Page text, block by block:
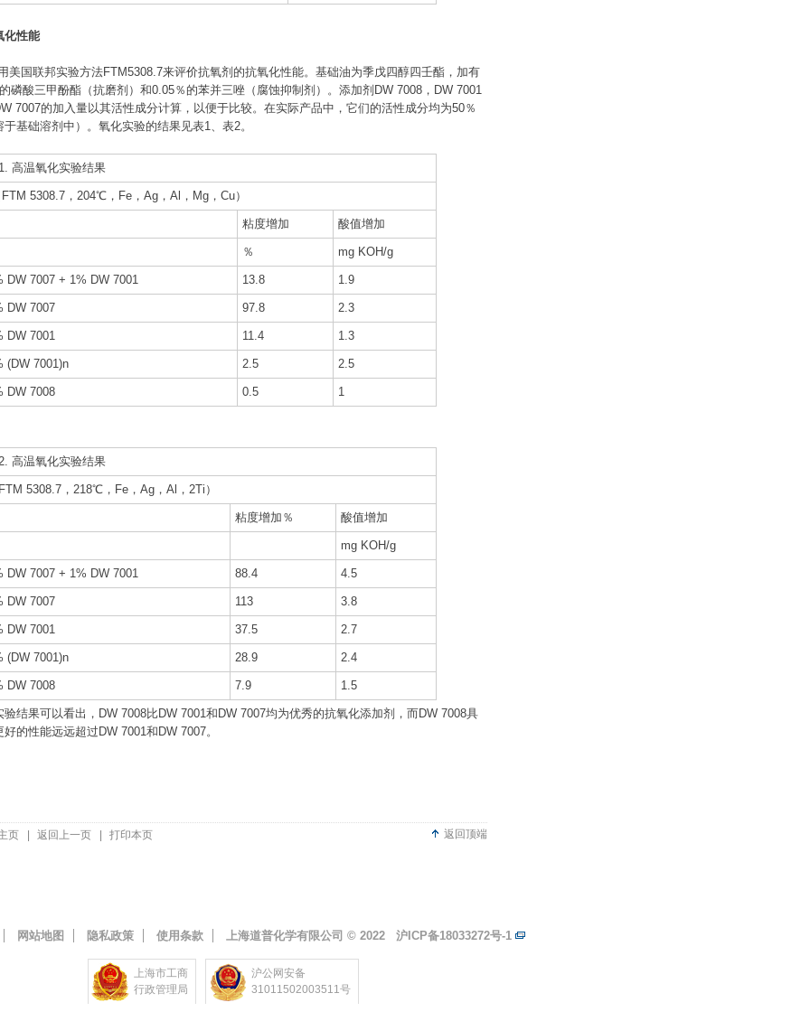
化性能
美国联邦实验方法FTM5308.7来评价抗氧剂的抗氧化性能。基础油为季戊四醇四壬酯，加有
磷酸三甲酚酯（抗磨剂）和0.05％的苯并三唑（腐蚀抑制剂）。添加剂DW 7008，DW 7001
7007的加入量以其活性成分计算，以便于比较。在实际产品中，它们的活性成分均为50％
于基础溶剂中）。氧化实验的结果见表1、表2。
高温氧化实验结果
FTM 5308.7，204℃，Fe，Ag，Al，Mg，Cu）
粘度增加 酸值增加
％ mg KOH/g
DW 7007 + 1% DW 7001 13.8 1.9
DW 7007 97.8 2.3
DW 7001 11.4 1.3
(DW 7001)n 2.5 2.5
DW 7008 0.5 1
高温氧化实验结果
FTM 5308.7，218℃，Fe，Ag，Al，2Ti）
粘度增加％ 酸值增加
mg KOH/g
DW 7007 + 1% DW 7001 88.4 4.5
DW 7007 113 3.8
DW 7001 37.5 2.7
(DW 7001)n 28.9 2.4
DW 7008 7.9 1.5
验结果可以看出，DW 7008比DW 7001和DW 7007均为优秀的抗氧化添加剂，而DW 7008具
好的性能远远超过DW 7001和DW 7007。
页 返回上一页 打印本页 返回顶端
网站地图 隐私政策 使用条款 上海道普化学有限公司 © 2022 沪ICP备18033272号-1
上海市工商
行政管理局
沪公网安备
31011502003511号